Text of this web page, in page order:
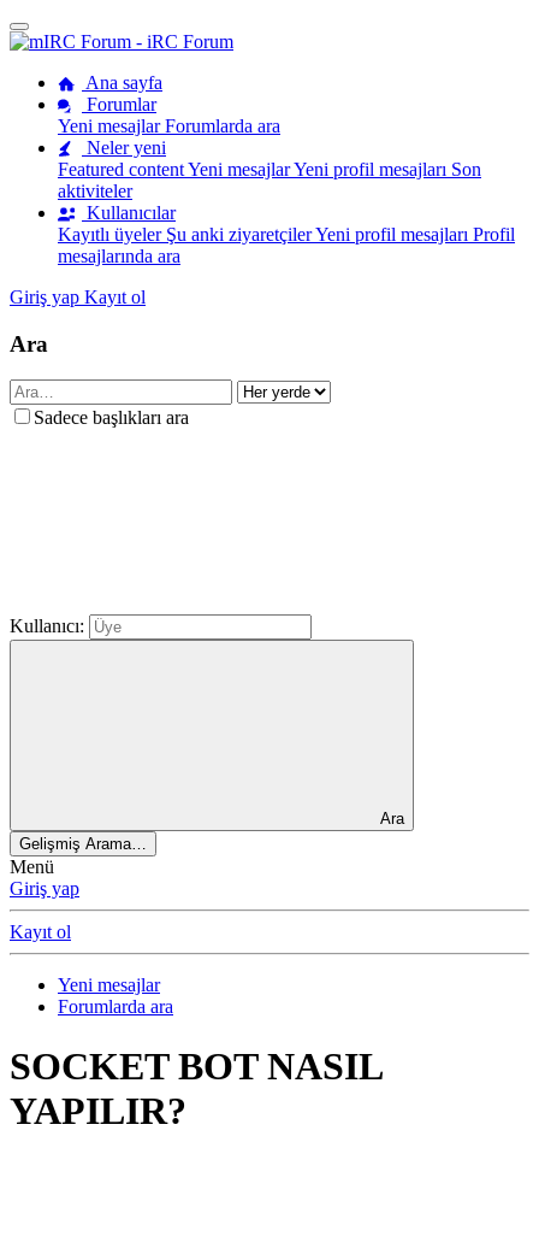
Ana sayfa
Forumlar
Yeni mesajlarForumlarda ara
Neler yeni
Featured contentYeni mesajlarYeni profil mesajları Son
aktiviteler
Kullanıcılar
Kayıtlı üyeler Şu anki ziyaretçilerYeni profil mesajları Profil
mesajlarında ara
Giriş yap Kayıt ol
Ara
Sadece başlıkları ara
Kullanıcı:
Ara
Gelişmiş Arama…
Menü
Giriş yap
Kayıt ol
Yeni mesajlar
Forumlarda ara
SOCKET BOT NASIL
YAPILIR?